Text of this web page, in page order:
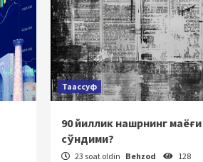
Таассуф
90 йиллик нашрнинг маёғи
сўндими?
23 soat oldin Behzod 128